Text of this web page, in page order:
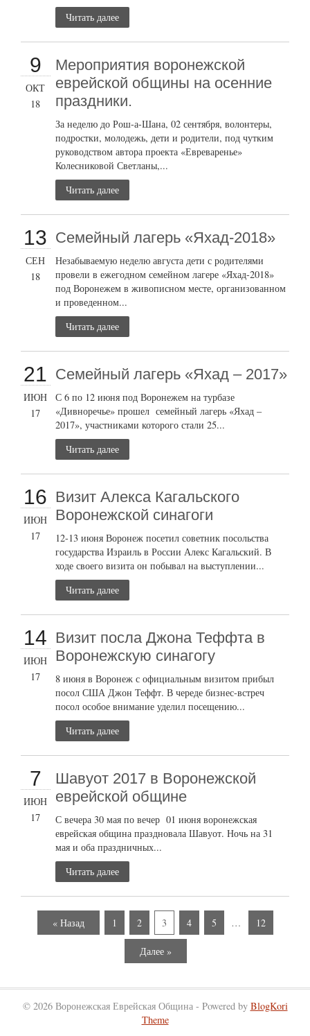
Читать далее
9
ОКТ
18
Мероприятия воронежской
еврейской общины на осенние
праздники.
За неделю до Рош-а-Шана, 02 сентября, волонтеры,
подростки, молодежь, дети и родители, под чутким
руководством автора проекта «Евреваренье»
Колесниковой Светланы,...
Читать далее
13
СЕН
18
Семейный лагерь «Яхад-2018»
Незабываемую неделю августа дети с родителями
провели в ежегодном семейном лагере «Яхад-2018»
под Воронежем в живописном месте, организованном
и проведенном...
Читать далее
21
ИЮН
17
Семейный лагерь «Яхад – 2017»
С 6 по 12 июня под Воронежем на турбазе
«Дивноречье» прошел семейный лагерь «Яхад –
2017», участниками которого стали 25...
Читать далее
16
ИЮН
17
Визит Алекса Кагальского
Воронежской синагоги
12-13 июня Воронеж посетил советник посольства
государства Израиль в России Алекс Кагальский. В
ходе своего визита он побывал на выступлении...
Читать далее
14
ИЮН
17
Визит посла Джона Теффта в
Воронежскую синагогу
8 июня в Воронеж с официальным визитом прибыл
посол США Джон Теффт. В череде бизнес-встреч
посол особое внимание уделил посещению...
Читать далее
7
ИЮН
17
Шавуот 2017 в Воронежской
еврейской общине
С вечера 30 мая по вечер 01 июня воронежская
еврейская община праздновала Шавуот. Ночь на 31
мая и оба праздничных...
Читать далее
« Назад 1 2 3 4 5 … 12
Далее »
© 2026 Воронежская Еврейская Община - Powered by BlogKori
Theme